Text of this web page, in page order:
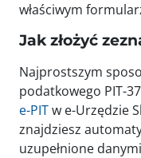
właściwym
Jak złożyć
Najprostszym
podatkowego PIT-
e-PITw e-Urzędzie
znajdziesz
uzupełnione